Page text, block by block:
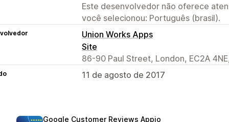
Este desenvolvedor não oferece
você selecionou: Português (brasil).
Union Works Apps
Site
86-90 Paul Street, London, EC2A
11 de agosto de 2017
Google Customer Reviews Appio